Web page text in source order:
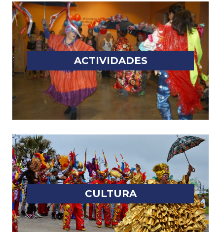
ACTIVIDADES
CULTURA